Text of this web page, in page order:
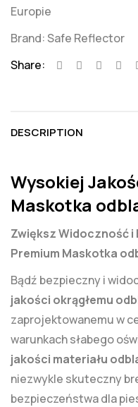
Europie
Brand:Safe Reflector
Share:
DESCRIPTION
Wysokiej
Maskotka
Zwiększ Widoczność
Premium Maskotka
Bądź bezpieczny i
jakości okrągłemu
zaprojektowanemu w
warunkach słabego
jakości materiału
niezwykle skuteczny
bezpieczeństwa dla